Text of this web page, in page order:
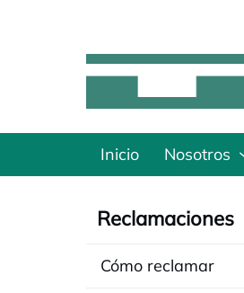
Inicio Nosotros
Reclamaciones
Cómo reclamar